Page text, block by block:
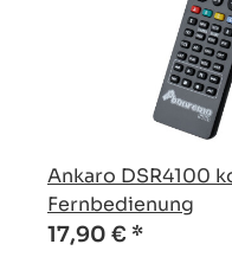
Ankaro DSR4100
Fernbedienung
17,90 € *